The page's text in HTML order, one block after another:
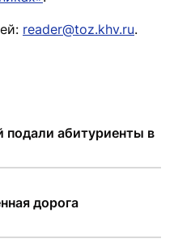
reader@toz.khv.ru.
подали абитуриенты в
дорога